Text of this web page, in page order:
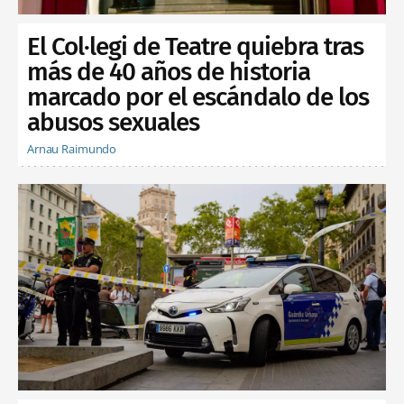
El Col·legi de Teatre quiebra tras
más de 40 años de historia
marcado por el escándalo de los
abusos sexuales
Arnau Raimundo